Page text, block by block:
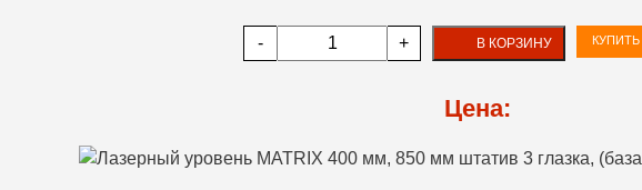
- + В КОРЗИНУ КУПИТЬ
Цена: